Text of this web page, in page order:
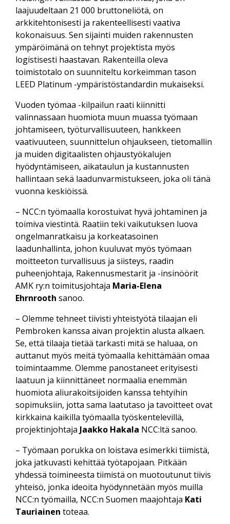
laajuudeltaan 21 000 bruttoneliötä, on
arkkitehtonisesti ja rakenteellisesti vaativa
kokonaisuus. Sen sijainti muiden rakennusten
ympäröimänä on tehnyt projektista myös
logistisesti haastavan. Rakenteilla oleva
toimistotalo on suunniteltu korkeimman tason
LEED Platinum -ympäristöstandardin mukaiseksi.
Vuoden työmaa -kilpailun raati kiinnitti
valinnassaan huomiota muun muassa työmaan
johtamiseen, työturvallisuuteen, hankkeen
vaativuuteen, suunnittelun ohjaukseen, tietomallin
ja muiden digitaalisten ohjaustyökalujen
hyödyntämiseen, aikataulun ja kustannusten
hallintaan sekä laadunvarmistukseen, joka oli tänä
vuonna keskiöissä.
– NCC:n työmaalla korostuivat hyvä johtaminen ja
toimiva viestintä. Raatiin teki vaikutuksen luova
ongelmanratkaisu ja korkeatasoinen
laadunhallinta, johon kuuluvat myös työmaan
moitteeton turvallisuus ja siisteys, raadin
puheenjohtaja, Rakennusmestarit ja -insinöörit
AMK ry:n toimitusjohtaja Maria-Elena
Ehrnrooth sanoo.
– Olemme tehneet tiivisti yhteistyötä tilaajan eli
Pembroken kanssa aivan projektin alusta alkaen.
Se, että tilaaja tietää tarkasti mitä se haluaa, on
auttanut myös meitä työmaalla kehittämään omaa
toimintaamme. Olemme panostaneet erityisesti
laatuun ja kiinnittäneet normaalia enemmän
huomiota aliurakoitsijoiden kanssa tehtyihin
sopimuksiin, jotta sama laatutaso ja tavoitteet ovat
kirkkaina kaikilla työmaalla työskentelevillä,
projektinjohtaja Jaakko Hakala NCC:ltä sanoo.
– Työmaan porukka on loistava esimerkki tiimistä,
joka jatkuvasti kehittää työtapojaan. Pitkään
yhdessä toimineesta tiimistä on muotoutunut tiivis
yhteisö, jonka ideoita hyödynnetään myös muilla
NCC:n työmailla, NCC:n Suomen maajohtaja Kati
Tauriainen toteaa.